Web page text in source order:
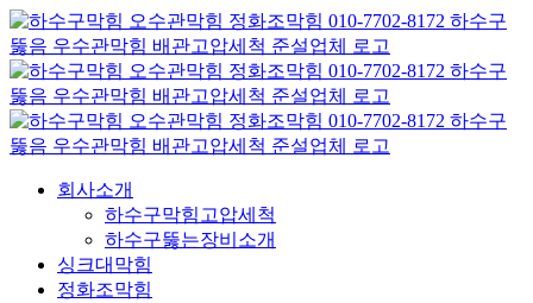
콘
텐
츠
로
건
너
회사소개
하수구막힘고압세척
하수구뚫는장비소개
싱크대막힘
정화조막힘